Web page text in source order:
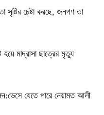
সৃষ্টির চেষ্টা করছে, জনগণ তা
হয়ে মাদ্রাসা ছাত্রের মৃত্যু
যেতে পারে নেয়ামত আলী